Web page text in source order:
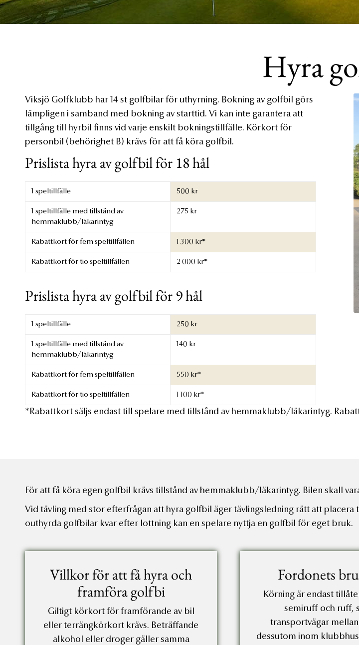
Hyra
Viksjö Golfklubb har 14 st golfbilar för uthyrning. Bokning av golfbil görs
lämpligen i samband med bokning av starttid. Vi kan inte garantera att
tillgång till hyrbil finns vid varje enskilt bokningstillfälle. Körkort för
personbil (behörighet B) krävs för att få köra golfbil.
Prislista hyra av golfbil för 18 hål
1 speltillfälle 500 kr
1 speltillfälle med tillstånd av
hemmaklubb/läkarintyg
275 kr
Rabattkort för fem speltillfällen 1 300 kr*
Rabattkort för tio speltillfällen 2 000 kr*
Prislista hyra av golfbil för 9 hål
1 speltillfälle 250 kr
1 speltillfälle med tillstånd av
hemmaklubb/läkarintyg
140 kr
Rabattkort för fem speltillfällen 550 kr*
Rabattkort för tio speltillfällen 1 100 kr*
*Rabattkort säljs endast till spelare med tillstånd av hemmaklubb/läkarintyg.
För att få köra egen golfbil krävs tillstånd av hemmaklubb/läkarintyg. Bilen skall
Vid tävling med stor efterfrågan att hyra golfbil äger tävlingsledning rätt att
outhyrda golfbilar kvar efter lottning kan en spelare nyttja en golfbil för eget bruk.
Villkor för att få hyra och
framföra golfbi
Giltigt körkort för framförande av bil
eller terrängkörkort krävs. Beträffande
alkohol eller droger gäller samma
Fordonets
Körning är endast
semiruff och ruff,
transportvägar
dessutom inom